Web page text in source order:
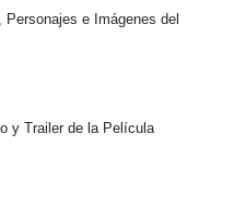
Personajes e Imágenes del
y Trailer de la Película